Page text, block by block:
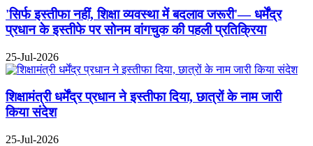
'सिर्फ इस्तीफा नहीं, शिक्षा व्यवस्था में बदलाव जरूरी'— धर्मेंद्र
प्रधान के इस्तीफे पर सोनम वांगचुक की पहली प्रतिक्रिया
25-Jul-2026
शिक्षामंत्री धर्मेंद्र प्रधान ने इस्तीफा दिया, छात्रों के नाम जारी
किया संदेश
25-Jul-2026